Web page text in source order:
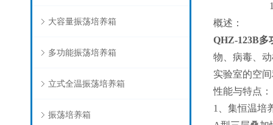
大容量振荡培养箱
多功能振荡培养箱
立式全温振荡培养箱
振荡培养箱
123A/
概述：
QHZ-123B多
物、病毒、
实验室的空
性能与特点：
1、集恒温培